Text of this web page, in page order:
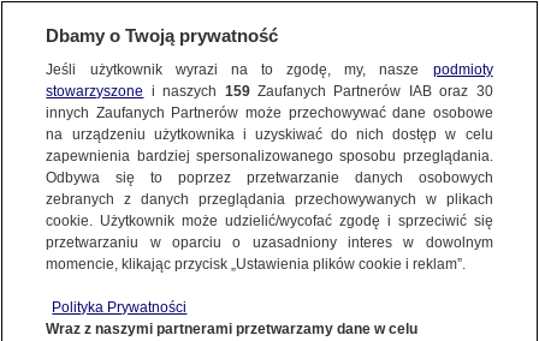
BIURO REKLAMY TVN MEDIA
Dbamy o Twoją prywatność
Jeśli użytkownik wyrazi na to zgodę, my, nasze podmioty
stowarzyszone i naszych 159Zaufanych Partnerów IAB oraz 30
innych Zaufanych Partnerów może przechowywać dane osobowe
na urządzeniu użytkownika i uzyskiwać do nich dostęp w celu
zapewnienia bardziej spersonalizowanego sposobu przeglądania.
Odbywa się to poprzez przetwarzanie danych osobowych
zebranych z danych przeglądania przechowywanych w plikach
cookie. Użytkownik może udzielić/wycofać zgodę i sprzeciwić się
przetwarzaniu w oparciu o uzasadniony interes w dowolnym
momencie, klikając przycisk „Ustawienia plików cookie i reklam”.
Polityka Prywatności
Wraz z naszymi partnerami przetwarzamy dane w celu